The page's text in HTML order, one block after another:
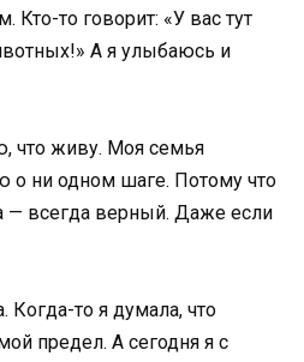
Кто-то говорит: «У вас тут
А я улыбаюсь и
что живу. Моя семья
о ни одном шаге. Потому что
— всегда верный. Даже если
то я думала, что
предел. А сегодня я с